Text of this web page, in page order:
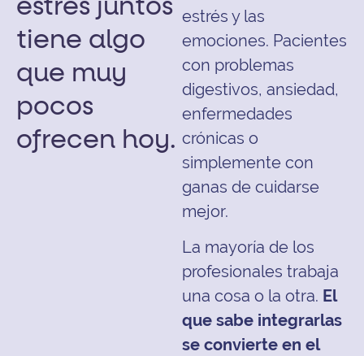
estrés juntos
tiene algo
que muy
pocos
ofrecen hoy.
estrés y las
emociones. Pacientes
con problemas
digestivos, ansiedad,
enfermedades
crónicas o
simplemente con
ganas de cuidarse
mejor.
La mayoría de los
profesionales trabaja
una cosa o la otra. El
que sabe integrarlas
se convierte en el